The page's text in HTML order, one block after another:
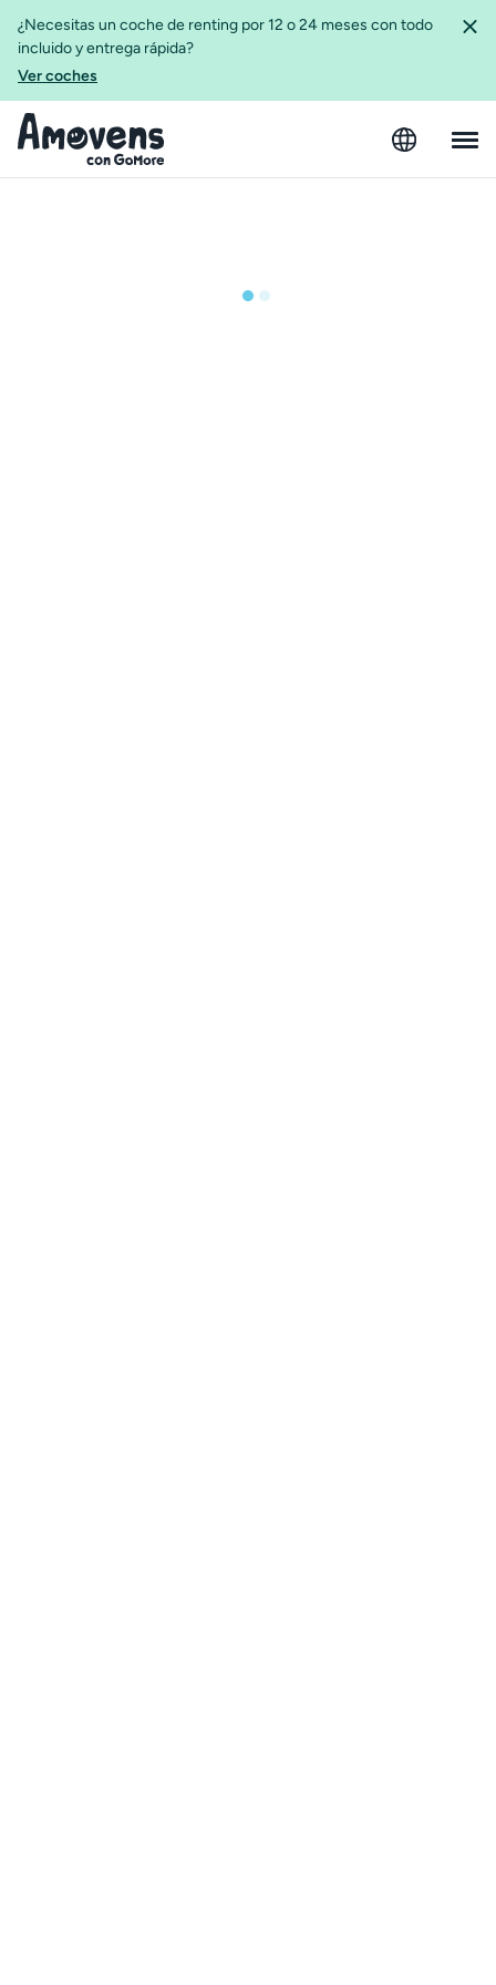
¿Necesitas un coche de renting por 12 o 24 meses con todo
incluido y entrega rápida?
Ver coches